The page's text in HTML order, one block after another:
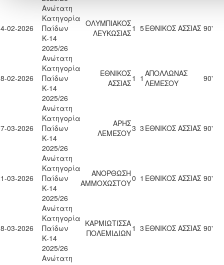
02-2026
Ανώτατη
Κατηγορία
Παίδων
Κ-14
2025/26
ΟΛΥΜΠΙΑΚΟΣ
ΛΕΥΚΩΣΙΑΣ1 5ΕΘΝΙΚΟΣ ΑΣΣΙΑΣ 90'
02-2026
Ανώτατη
Κατηγορία
Παίδων
Κ-14
2025/26
ΕΘΝΙΚΟΣ
ΑΣΣΙΑΣ1 1 ΑΠΟΛΛΩΝΑΣ
ΛΕΜΕΣΟΥ
90'
03-2026
Ανώτατη
Κατηγορία
Παίδων
Κ-14
2025/26
ΑΡΗΣ
ΛΕΜΕΣΟΥ3 3 ΕΘΝΙΚΟΣ ΑΣΣΙΑΣ 90'
03-2026
Ανώτατη
Κατηγορία
Παίδων
Κ-14
2025/26
ΑΝΟΡΘΩΣΗ
ΑΜΜΟΧΩΣΤΟΥ0 1 ΕΘΝΙΚΟΣ ΑΣΣΙΑΣ 90'
03-2026
Ανώτατη
Κατηγορία
Παίδων
Κ-14
2025/26
ΚΑΡΜΙΩΤΙΣΣΑ
ΠΟΛΕΜΙΔΙΩΝ 1 3 ΕΘΝΙΚΟΣ ΑΣΣΙΑΣ 90'
Ανώτατη